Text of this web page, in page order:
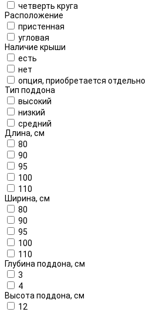
четверть круга
Расположение
пристенная
угловая
Наличие крыши
есть
нет
опция, приобретается отдельно
Тип поддона
высокий
низкий
средний
Длина, см
80
90
95
100
110
Ширина, см
80
90
95
100
110
Глубина поддона, см
3
4
Высота поддона, см
12